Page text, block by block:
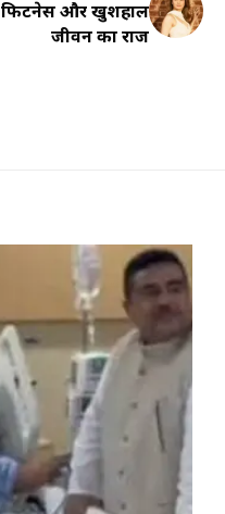
फिटनेस और खुशहाल
जीवन का राज